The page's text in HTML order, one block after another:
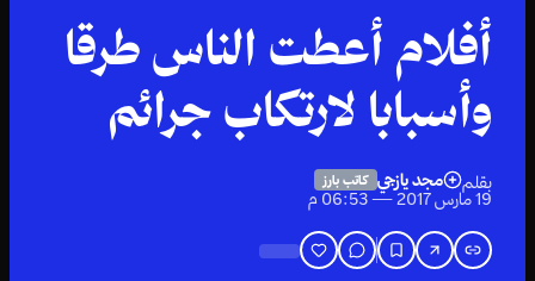
أفلام أعطت الناس طرقا
وأسبابا لارتكاب جرائم
بقلم مجد يازجي كاتب بارز
19 مارس 2017 — 06:53 م